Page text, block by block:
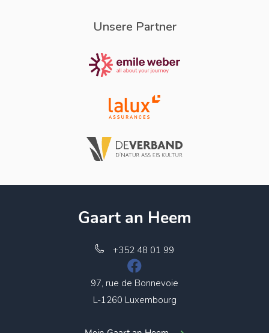
Unsere Partner
Gaart an Heem
+352 48 01 99
97, rue de Bonnevoie
L-1260 Luxembourg